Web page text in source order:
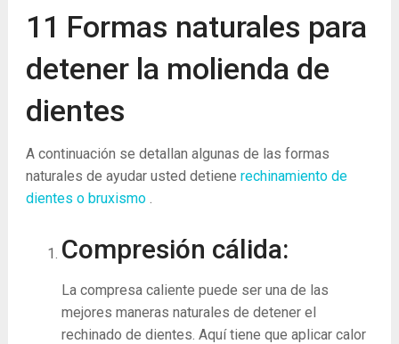
11 Formas naturales para
detener la molienda de
dientes
A continuación se detallan algunas de las formas
naturales de ayudar usted detiene rechinamiento de
dientes o bruxismo .
Compresión cálida:
La compresa caliente puede ser una de las
mejores maneras naturales de detener el
rechinado de dientes. Aquí tiene que aplicar calor